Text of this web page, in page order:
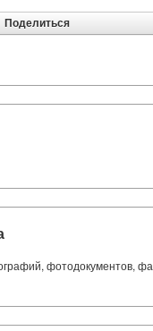
Поделиться
фотодокументов,